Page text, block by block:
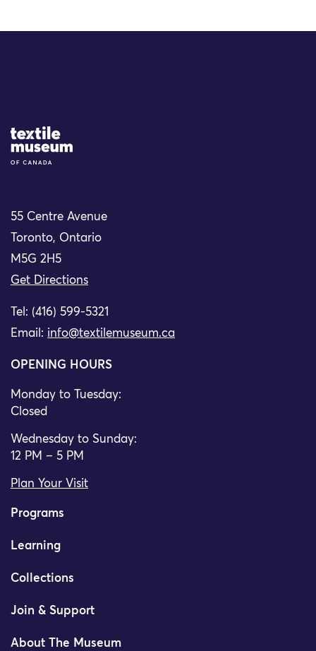
Site Logo
55 Centre Avenue
Toronto, Ontario
M5G 2H5
Get Directions
Tel: (416) 599-5321
Email: info@textilemuseum.ca
OPENING HOURS
Monday to Tuesday:
Closed
Wednesday to Sunday:
12 PM – 5 PM
Plan Your Visit
Programs
Learning
Collections
Join & Support
About The Museum